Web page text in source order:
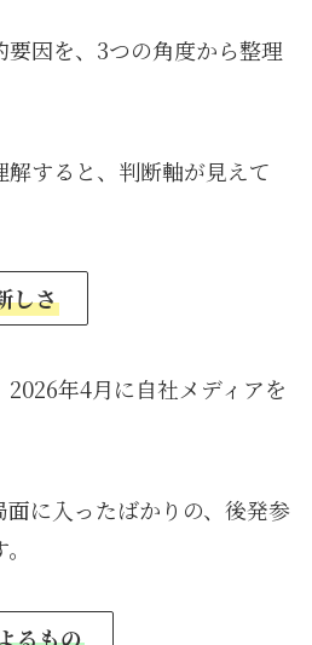
因を、3つの角度から整理
解すると、判断軸が見えて
しさ
年4月に自社メディアを
に入ったばかりの、後発参
るもの